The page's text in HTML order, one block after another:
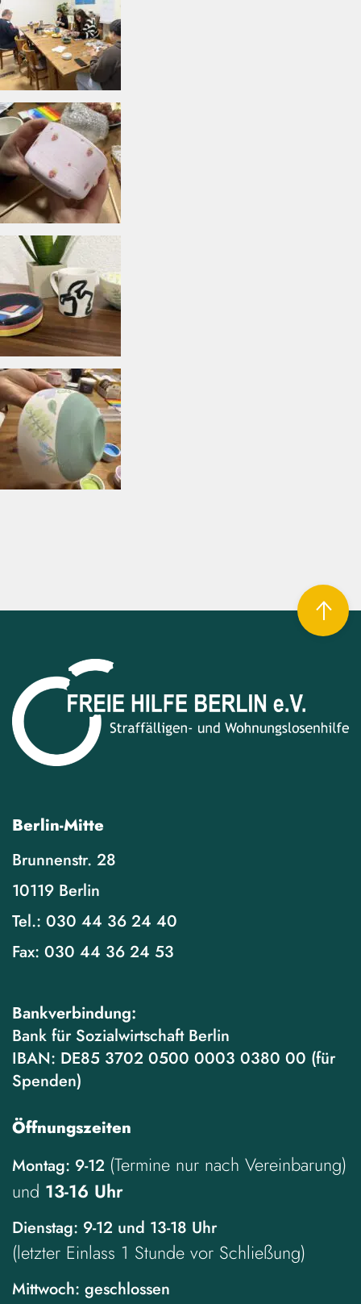
Berlin-Mitte
Brunnenstr. 28
10119 Berlin
Tel.: 030 44 36 24 40
Fax: 030 44 36 24 53
Bankverbindung:
Bank für Sozialwirtschaft Berlin
IBAN: DE85 3702 0500 0003 0380 00 (für
Spenden)
Öffnungszeiten
Montag: 9-12 (Termine nur nach Vereinbarung)
und 13-16 Uhr
Dienstag: 9-12 und 13-18 Uhr
(letzter Einlass 1 Stunde vor Schließung)
Mittwoch: geschlossen